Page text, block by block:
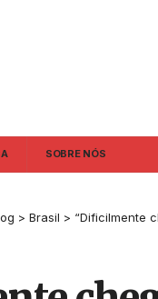
SOBRE NÓS
> Brasil > “Dificilmente